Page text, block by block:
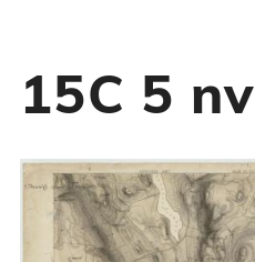
15C 5 nv